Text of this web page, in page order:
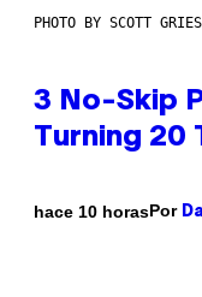
PHOTO BY SCOTT
3 No-Skip
Turning 20
hace 10 horasPor